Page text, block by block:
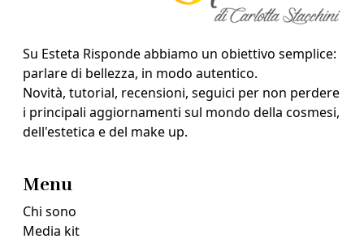
Su Esteta Risponde abbiamo un obiettivo semplice:
parlare di bellezza, in modo autentico.
Novità, tutorial, recensioni, seguici per non perdere
i principali aggiornamenti sul mondo della cosmesi,
dell'estetica e del make up.
Menu
Chi sono
Media kit